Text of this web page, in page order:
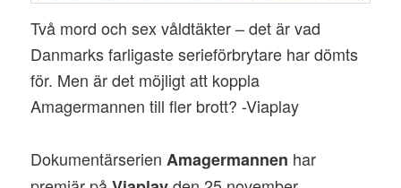
Två mord och sex våldtäkter – det är vad
Danmarks farligaste serieförbrytare har dömts
för. Men är det möjligt att koppla
Amagermannen till fler brott? -Viaplay
Dokumentärserien Amagermannen har